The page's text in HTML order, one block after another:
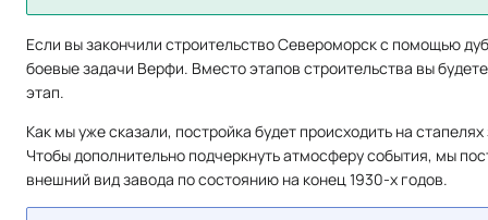
Если вы закончили строительство Североморск с помощью
боевые задачи Верфи. Вместо этапов строительства вы
этап.
Как мы уже сказали, постройка будет происходить на
Чтобы дополнительно подчеркнуть атмосферу события, мы
внешний вид завода по состоянию на конец 1930-х годов.